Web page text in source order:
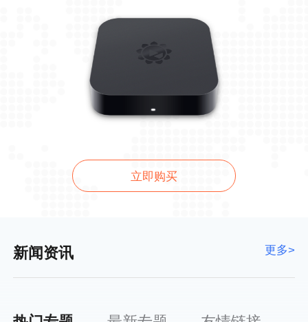
立即购买
新闻资讯 更多>